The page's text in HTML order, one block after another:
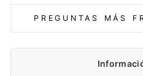
PREGUNTAS MÁS